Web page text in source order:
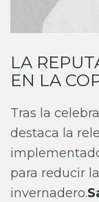
LA
EN LA
Tras la
destaca la
para reducir
invernadero.